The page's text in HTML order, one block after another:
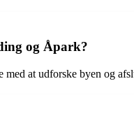
og Åpark?
at udforske byen og